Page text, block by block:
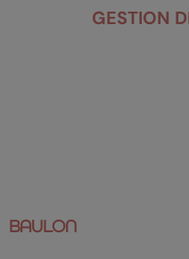
GESTION
BAULON